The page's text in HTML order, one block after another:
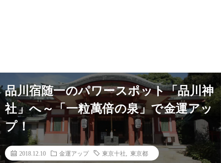
品川宿随一のパワースポット「品川神
社」へ～「一粒萬倍の泉」で金運アッ
プ！
2018.12.10 金運アップ 東京十社 東京都